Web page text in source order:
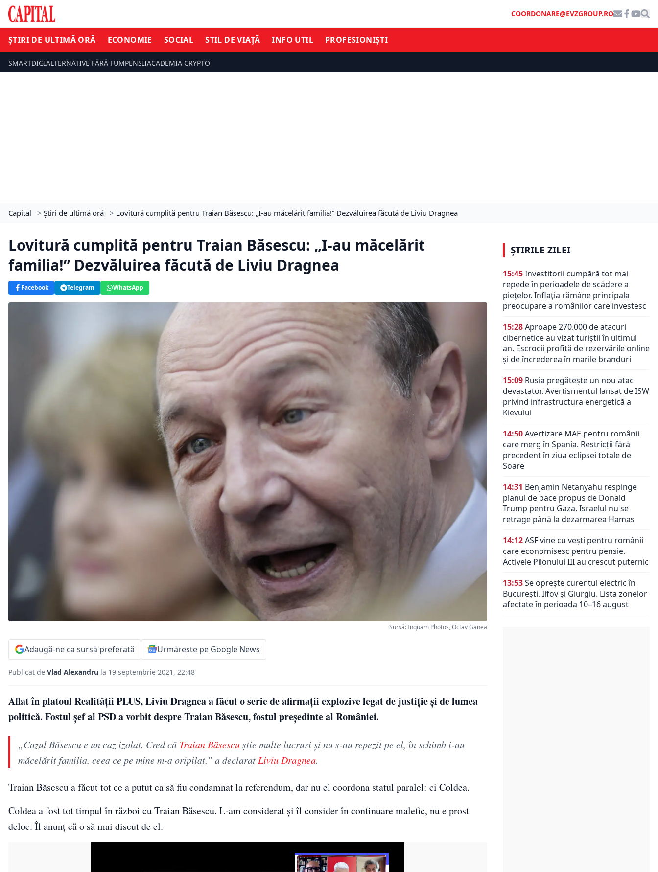
COORDONARE@EVZGROUP.RO
ȘTIRI DE ULTIMĂ ORĂ ECONOMIE SOCIAL STIL DE VIAȚĂ INFO UTIL PROFESIONIȘTI
SMARTDIGIALTERNATIVE FĂRĂ FUMPENSIIACADEMIA CRYPTO
Capital > Știri de ultimă oră > Lovitură cumplită pentru Traian Băsescu: „I-au măcelărit familia!” Dezvăluirea făcută de Liviu Dragnea
Lovitură cumplită pentru Traian Băsescu: „I-au măcelărit
familia!” Dezvăluirea făcută de Liviu Dragnea
Facebook Telegram WhatsApp
Sursă: Inquam Photos, Octav Ganea
Adaugă-ne ca sursă preferată Urmărește pe Google News
Publicat de Vlad Alexandru la 19 septembrie 2021, 22:48
Aflat în platoul Realității PLUS, Liviu Dragnea a făcut o serie de afirmații explozive legat de justiție și de lumea
politică. Fostul șef al PSD a vorbit despre Traian Băsescu, fostul președinte al României.
„Cazul Băsescu e un caz izolat. Cred că Traian Băsescuştie multe lucruri şi nu s-au repezit pe el, în schimb i-au
măcelărit familia, ceea ce pe mine m-a oripilat,” a declarat Liviu Dragnea.
Traian Băsescu a făcut tot ce a putut ca să fiu condamnat la referendum, dar nu el coordona statul paralel: ci Coldea.
Coldea a fost tot timpul în război cu Traian Băsescu. L-am considerat și îl consider în continuare malefic, nu e prost
deloc. Îl anunț că o să mai discut de el.
ȘTIRILE ZILEI
15:45Investitorii cumpără tot mai
repede în perioadele de scădere a
piețelor. Inflația rămâne principala
preocupare a românilor care investesc
15:28Aproape 270.000 de atacuri
cibernetice au vizat turiștii în ultimul
an. Escrocii profită de rezervările online
și de încrederea în marile branduri
15:09 Rusia pregătește un nou atac
devastator. Avertismentul lansat de ISW
privind infrastructura energetică a
Kievului
14:50Avertizare MAE pentru românii
care merg în Spania. Restricții fără
precedent în ziua eclipsei totale de
Soare
14:31 Benjamin Netanyahu respinge
planul de pace propus de Donald
Trump pentru Gaza. Israelul nu se
retrage până la dezarmarea Hamas
14:12ASF vine cu vești pentru românii
care economisesc pentru pensie.
Activele Pilonului III au crescut puternic
13:53Se oprește curentul electric în
București, Ilfov și Giurgiu. Lista zonelor
afectate în perioada 10–16 august